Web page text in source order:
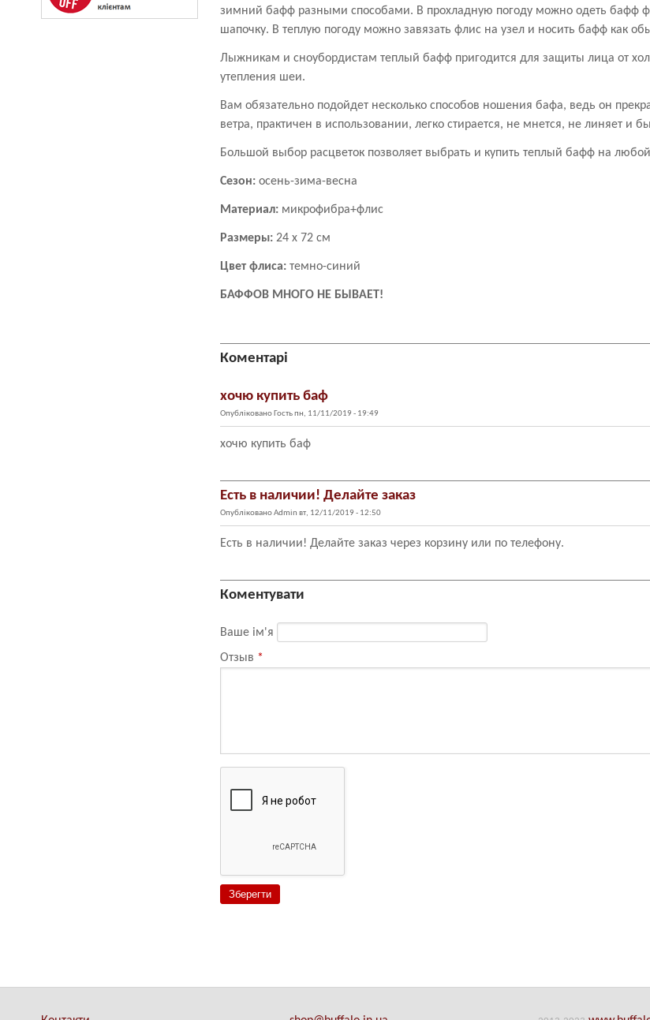
зимний бафф разными способами. В прохладную погоду можно одеть бафф
шапочку. В теплую погоду можно завязать флис на узел и носить бафф как
Лыжникам и сноубордистам теплый бафф пригодится для защиты лица от
утепления шеи.
Вам обязательно подойдет несколько способов ношения бафа, ведь он
ветра, практичен в использовании, легко стирается, не мнется, не линяет и
Большой выбор расцветок позволяет выбрать и купить теплый бафф на
Сезон:осень-зима-весна
Материал:микрофибра+флис
Размеры:24 х 72 см
Цвет флиса:темно-синий
БАФФОВ МНОГО НЕ БЫВАЕТ!
Коментарі
хочю купить баф
ОпублікованоГость пн, 11/11/2019 - 19:49
хочю купить баф
Есть в наличии! Делайте заказ
ОпублікованоAdmin вт, 12/11/2019 - 12:50
Есть в наличии! Делайте заказ через корзину или по телефону.
Коментувати
Ваше ім'я
Отзыв *